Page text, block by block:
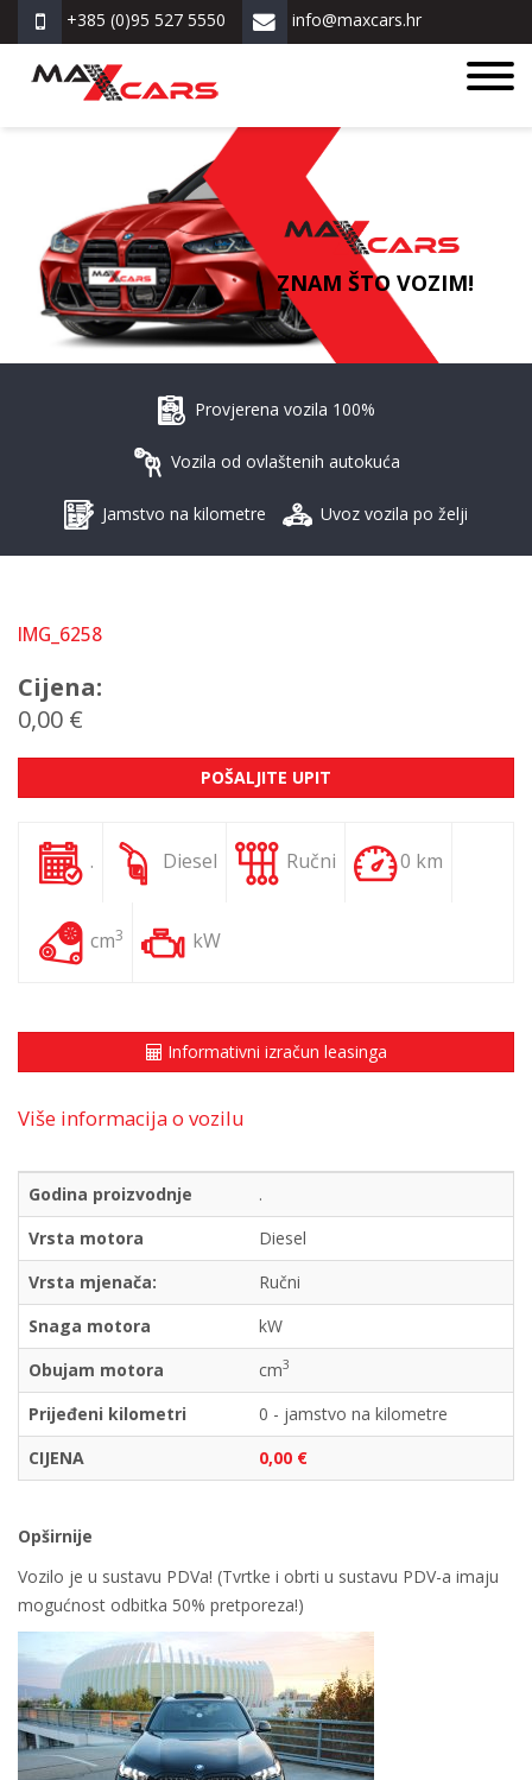
+385 (0)95 527 5550 info@maxcars.hr
ZNAM ŠTO VOZIM!
Provjerena vozila 100%
Vozila od ovlaštenih autokuća
Jamstvo na kilometre Uvoz vozila po želji
IMG_6258
Cijena:
0,00 €
POŠALJITE UPIT
. Diesel Ručni 0 km
cm3 kW
Informativni izračun leasinga
Više informacija o vozilu
Godina proizvodnje
.
Vrsta motora
Diesel
Vrsta mjenača:
Ručni
Snaga motora
kW
Obujam motora
cm3
Prijeđeni kilometri
0 - jamstvo na kilometre
CIJENA
0,00 €
Opširnije
Vozilo je u sustavu PDVa! (Tvrtke i obrti u sustavu PDV-a imaju
mogućnost odbitka 50% pretporeza!)